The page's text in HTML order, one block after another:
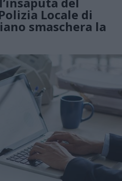
Locale di
smaschera la